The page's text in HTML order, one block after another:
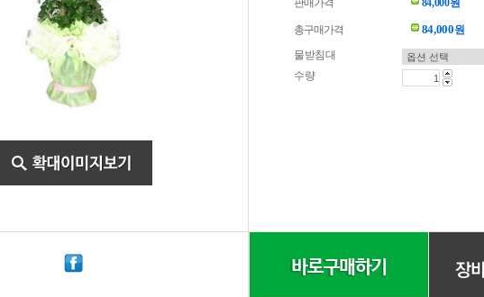
판매가격 84,000원
총구매가격 84,000원
물받침대
수량